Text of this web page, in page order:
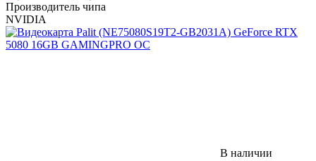
Производитель чипа
NVIDIA
В наличии